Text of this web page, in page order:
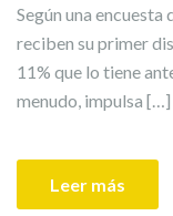
Según una encuesta
reciben su primer
11% que lo tiene
menudo, impulsa […]
Leer más